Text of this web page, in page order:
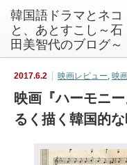
韓国語ドラマとネコ
と、あとすこし～石
田美智代のブログ～
2017.6.2 映画レビュー, 映
映画『ハーモニ
るく描く韓国的